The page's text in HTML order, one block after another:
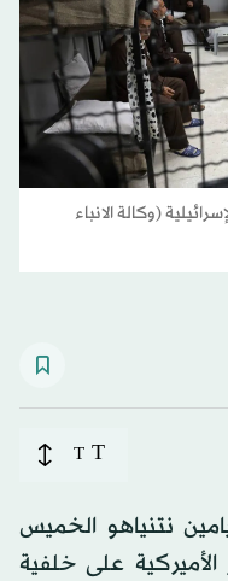
(وكالة الانباء
T
T
نتنياهو الخميس
على خلفية